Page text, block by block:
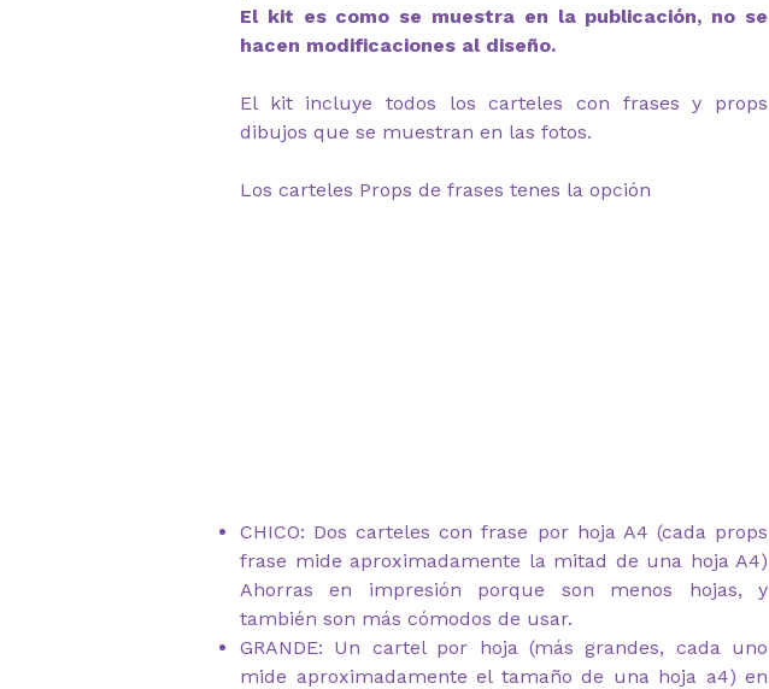
El kit es como se muestra en la publicación, no se
hacen modificaciones al diseño.
El kit incluye todos los carteles con frases y props
dibujos que se muestran en las fotos.
Los carteles Props de frases tenes la opción
CHICO: Dos carteles con frase por hoja A4 (cada props
frase mide aproximadamente la mitad de una hoja A4)
Ahorras en impresión porque son menos hojas, y
también son más cómodos de usar.
GRANDE: Un cartel por hoja (más grandes, cada uno
mide aproximadamente el tamaño de una hoja a4) en